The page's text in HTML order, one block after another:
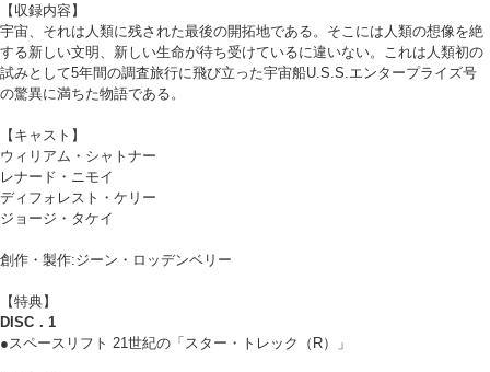
【収録内容】
宇宙、それは人類に残された最後の開拓地である。そこには人類の想像を絶
する新しい文明、新しい生命が待ち受けているに違いない。これは人類初の
試みとして5年間の調査旅行に飛び立った宇宙船U.S.S.エンタープライズ号
の驚異に満ちた物語である。
【キャスト】
ウィリアム・シャトナー
レナード・ニモイ
ディフォレスト・ケリー
ジョージ・タケイ
創作・製作:ジーン・ロッデンベリー
【特典】
DISC．1
●スペースリフト 21世紀の「スター・トレック（R）」